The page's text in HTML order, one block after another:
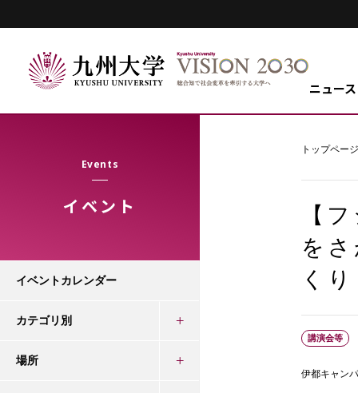
ニュース
Events
イベント
トップページ
【
を
くり
講演会等
伊都キャン
イベントカレンダー
カテゴリ別
場所